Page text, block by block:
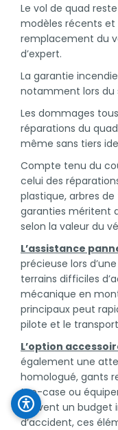
Le vol de quad
modèles récents et
remplacement du
d’expert.
La garantie
notamment lors du
Les dommages
réparations du
même sans tiers
Compte tenu du
celui des
plastique, arbres
garanties méritent
selon la valeur du
L’assistance
précieuse lors
terrains difficiles
mécanique en
principaux peut
pilote et le
L’option
également une
homologué, gants
top-case ou
souvent un budget
d’accident, ces